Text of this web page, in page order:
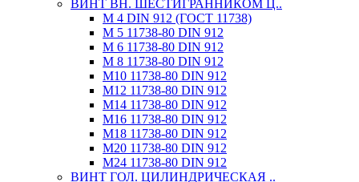
ВИНТ ВН. ШЕСТИГРАННИКОМ Ц..
М 4 DIN 912 (ГОСТ 11738)
М 5 11738-80 DIN 912
М 6 11738-80 DIN 912
М 8 11738-80 DIN 912
М10 11738-80 DIN 912
М12 11738-80 DIN 912
М14 11738-80 DIN 912
М16 11738-80 DIN 912
М18 11738-80 DIN 912
М20 11738-80 DIN 912
М24 11738-80 DIN 912
ВИНТ ГОЛ. ЦИЛИНДРИЧЕСКАЯ ..